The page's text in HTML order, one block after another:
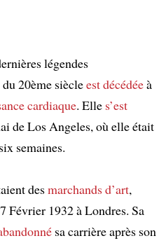
légendes
20ème siècleest décédéeà
cardiaque. Elle s’est
de Los Angeles, où elle était
semaines.
desmarchands d’art,
Février 1932 à Londres. Sa
sa carrière après son